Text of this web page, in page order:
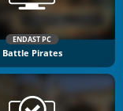
ENDAST PC
Battle Pirates